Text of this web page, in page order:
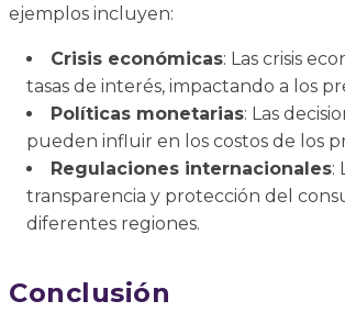
ejemplos incluyen:
Crisis económicas: Las crisis
tasas de interés, impactando a los
Políticas monetarias: Las
pueden influir en los costos de los
Regulaciones internacionales:
transparencia y protección del
diferentes regiones.
Conclusión